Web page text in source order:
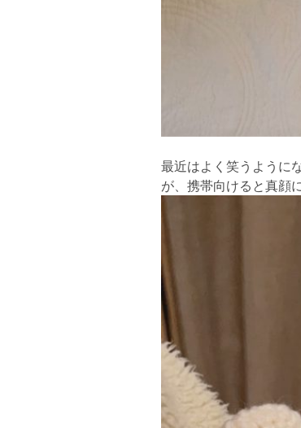
最近はよく笑うよう
が、携帯向けると真顔